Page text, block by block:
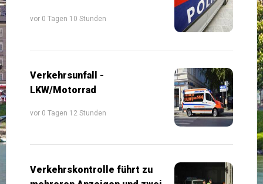
vor 0 Tagen 10 Stunden
Verkehrsunfall -
LKW/Motorrad
vor 0 Tagen 12 Stunden
Verkehrskontrolle führt zu